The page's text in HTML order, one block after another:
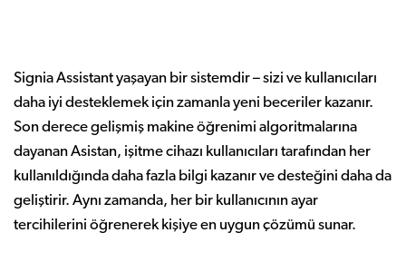
Signia Assistant yaşayan bir sistemdir – sizi ve kullanıcıları
daha iyi desteklemek için zamanla yeni beceriler kazanır.
Son derece gelişmiş makine öğrenimi algoritmalarına
dayanan Asistan, işitme cihazı kullanıcıları tarafından her
kullanıldığında daha fazla bilgi kazanır ve desteğini daha da
geliştirir. Aynı zamanda, her bir kullanıcının ayar
tercihilerini öğrenerek kişiye en uygun çözümü sunar.